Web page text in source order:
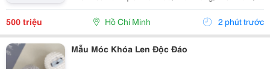
Vietlott Trực Tiếp Theo Từng Ngày Với Thông Tin Chi
Tiết, Dễ Dàng Tìm Kiếm Và Tra Cứu Trên Nhiều...
500 triệu Hồ Chí Minh 2 phút trước
Mẫu Móc Khóa Len Độc Đáo